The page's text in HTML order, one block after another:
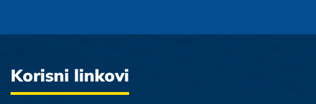
Korisni linkovi